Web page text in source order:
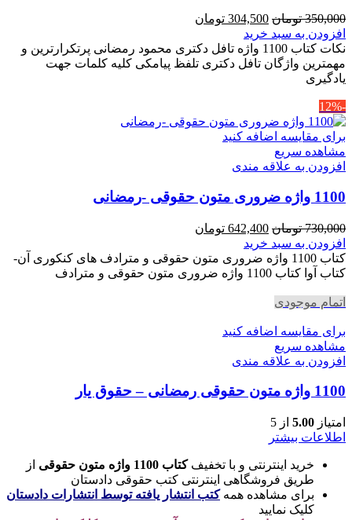
350,000 تومان قیمت
اصلی
350,000 تومان
بود.
304,500 تومان
304,500 تومان
است.
افزودن به سبد خرید
نکات کتاب 1100 واژه تافل دکتری محمود رمضانی پرتکرارترین و
مهمترین واژگان تافل دکتری تلفظ پیامکی کلیه کلمات جهت
یادگیری
-12%
برای مقایسه اضافه کنید
مشاهده سریع
افزودن به علاقه مندی
1100 واژه ضروری متون حقوقی -رمضانی
730,000 تومان قیمت
اصلی
730,000 تومان
بود.
642,400 تومان
642,400 تومان
است.
افزودن به سبد خرید
کتاب 1100 واژه ضروری متون حقوقی و مترادف های کنکوری آن-
کتاب آوا کتاب 1100 واژه ضروری متون حقوقی و مترادف
اتمام موجودی
برای مقایسه اضافه کنید
مشاهده سریع
افزودن به علاقه مندی
1100 واژه متون حقوقی رمضانی – حقوق یار
امتیاز 5.00 از 5
اطلاعات بیشتر
خرید اینترنتی و با تخفیفکتاب 1100 واژه متون حقوقی
از
طریق فروشگاهی اینترنتی کتب حقوقی دادستان
برای مشاهده همهکتب انتشار یافته توسط انتشارات دادستان
کلیک نمایید